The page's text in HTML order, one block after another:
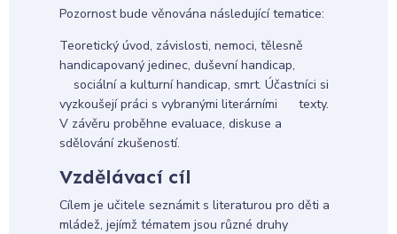
Pozornost bude věnována následující tematice:
Teoretický úvod, závislosti, nemoci, tělesně
handicapovaný jedinec, duševní handicap,
sociální a kulturní handicap, smrt. Účastníci si
vyzkoušejí práci s vybranými literárními texty.
V závěru proběhne evaluace, diskuse a
sdělování zkušeností.
Vzdělávací cíl
Cílem je učitele seznámit s literaturou pro děti a
mládež, jejímž tématem jsou různé druhy